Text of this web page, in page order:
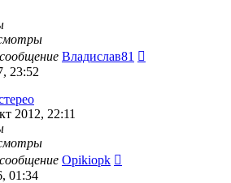
Владислав81
23:52
2012, 22:11
Opikiopk
01:34